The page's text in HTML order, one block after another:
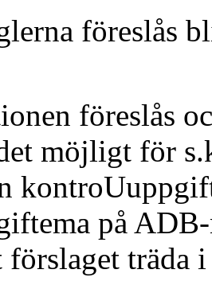
föreslås
föreslås
möjligt för
på
träda